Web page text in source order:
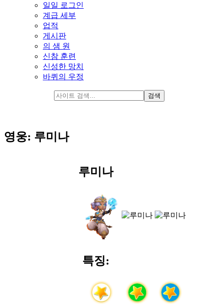
일일 로그인
계급 세부
업적
게시판
의 샘 원
신참 훈련
신성한 망치
바퀴의 우정
영웅: 루미나
루미나
특징: